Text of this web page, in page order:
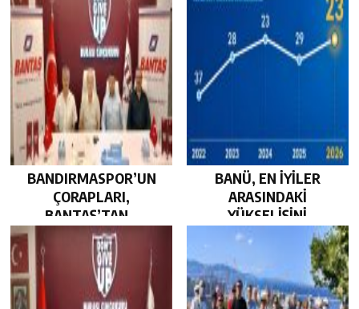
BANDIRMASPOR’UN
ÇORAPLARI,
BANTAŞ’TAN…
BANÜ, EN İYİLER
ARASINDAKİ
YÜKSELİŞİNİ
SÜRDÜRDÜ…